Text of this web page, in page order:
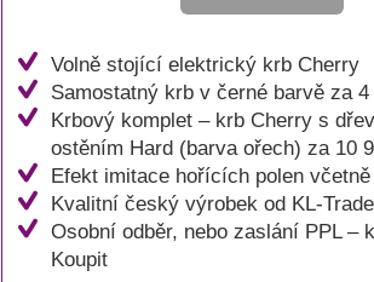
Volně stojící elektrický krb Cherry
Samostatný krb v černé barvě za 4
Krbový komplet – krb Cherry s
ostěním Hard (barva ořech) za 10
Efekt imitace hořících polen
Kvalitní český výrobek od KL-Trade
Osobní odběr, nebo zaslání PPL –
Koupit